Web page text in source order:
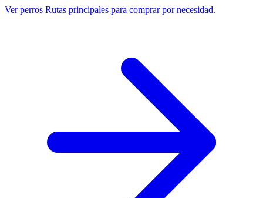
Ver perros Rutas principales para comprar por necesidad.